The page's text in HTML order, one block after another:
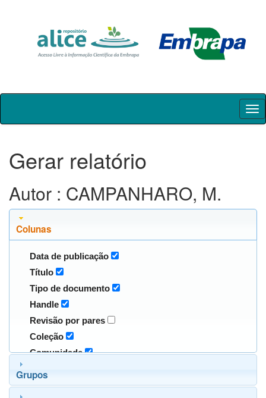
Skip
Gerar relatório
Autor : CAMPANHARO, M.
Colunas
Data de publicação
Título
Tipo de documento
Handle
Revisão por pares
Coleção
Comunidade
Grupos